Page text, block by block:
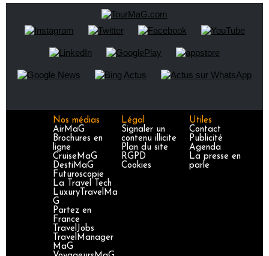
Nos médias
AirMaG
Brochures en
ligne
CruiseMaG
DestiMaG
Futuroscopie
La Travel Tech
LuxuryTravelMa
G
Partez en
France
TravelJobs
TravelManager
MaG
Légal
Signaler un
contenu illicite
Plan du site
RGPD
Cookies
Utiles
Contact
Publicité
Agenda
La presse en
parle